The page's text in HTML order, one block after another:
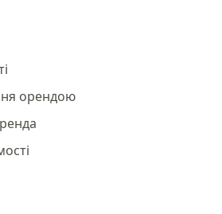
орендою